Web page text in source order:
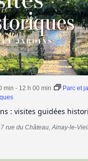
: visites guidées
min - 12 h 00 min
Parc et
7 rue du Château, Ainay-le-